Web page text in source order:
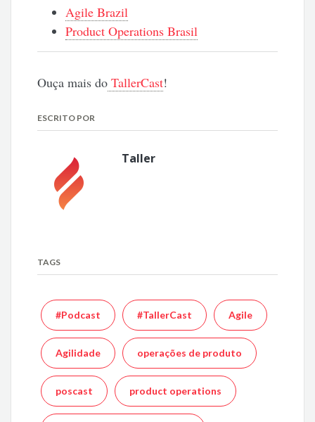
Agile Brazil
Product Operations Brasil
Ouça mais do TallerCast!
ESCRITO POR
Taller
TAGS
#Podcast #TallerCast Agile
Agilidade operações de produto
poscast product operations